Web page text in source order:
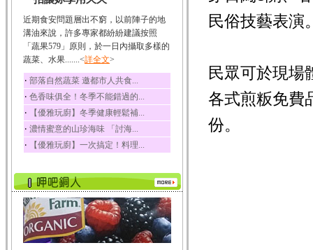
近期食安問題層出不窮，以前陣子的地
溝油來說，許多專家都紛紛建議按照
「蔬果579」原則，於一日內攝取多樣的
蔬菜、水果.......<詳全文>
‧ 部落自然蔬菜 邀都市人共食...
‧ 色香味俱全！冬季不能錯過的...
‧ 【優雅玩廚】冬季健康輕鬆補...
‧ 濃情蜜意的山珍海味 「討海...
‧ 【優雅玩廚】一次搞定！料理...
民俗技藝表演
民眾可於現場
各式煎粄免費
份。